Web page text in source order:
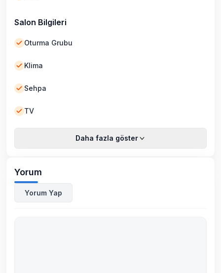
Salon Bilgileri
Oturma Grubu
Klima
Sehpa
TV
Daha fazla göster
Yorum
Yorum Yap